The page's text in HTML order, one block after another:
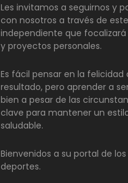
Les invitamos a seguirnos y
con nosotros a través de
independiente que
y proyectos personales.
Es fácil pensar en la
resultado, pero aprender a
bien a pesar de las
clave para mantener un
saludable.
Bienvenidos a su portal de los
deportes.